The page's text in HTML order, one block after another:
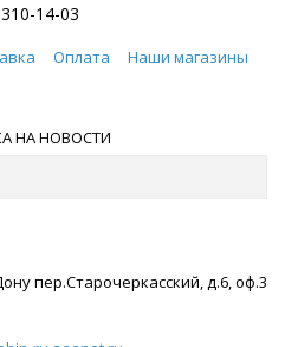
14-03
Оплата
Наши магазины
НА НОВОСТИ
пер.Старочеркасский, д.6, оф.3